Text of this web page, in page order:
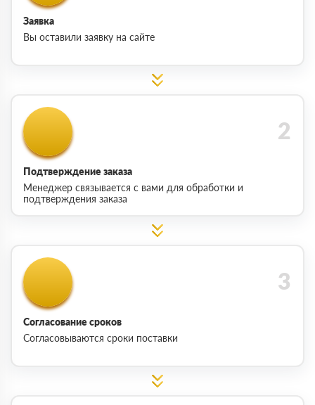
Заявка
Вы оставили заявку на сайте
Подтверждение заказа
Менеджер связывается с вами для обработки и
подтверждения заказа
Согласование сроков
Согласовываются сроки поставки